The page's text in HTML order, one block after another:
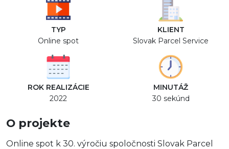
TYP
Online spot
KLIENT
Slovak Parcel Service
ROK REALIZÁCIE
2022
MINUTÁŽ
30 sekúnd
O projekte
Online spot k 30. výročiu spoločnosti Slovak Parcel